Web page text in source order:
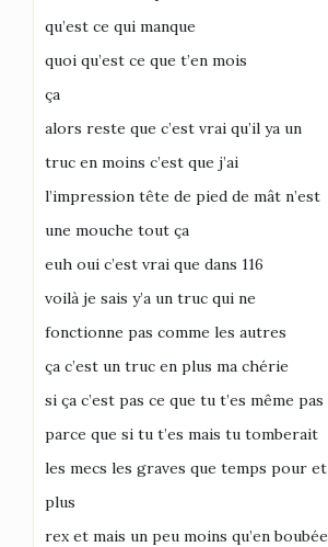
qu’est ce qui manque
quoi qu’est ce que t’en mois
ça
alors reste que c’est vrai qu’il ya un
truc en moins c’est que j’ai
l’impression tête de pied de mât n’est
une mouche tout ça
euh oui c’est vrai que dans 116
voilà je sais y’a un truc qui ne
fonctionne pas comme les autres
ça c’est un truc en plus ma chérie
si ça c’est pas ce que tu t’es même pas
parce que si tu t’es mais tu tomberait
les mecs les graves que temps pour et
plus
rex et mais un peu moins qu’en boubée